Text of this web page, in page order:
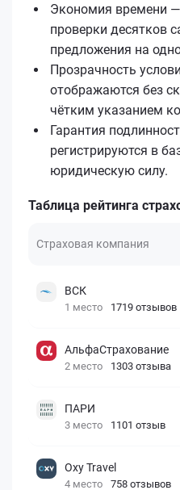
Экономия времени
проверки десятков
предложения на
Прозрачность
отображаются без
чётким указанием
Гарантия
регистрируются в
юридическую силу.
Таблица рейтинга
Страховая компания
ВСК
1 место 1719 отзывов
АльфаСтрахование
2 место 1303 отзыва
ПАРИ
3 место 1101 отзыв
Oxy Travel
4 место 758 отзывов